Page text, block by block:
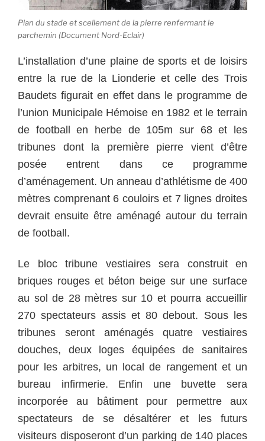
Plan du stade et scellement de la pierre renfermant le
parchemin (Document Nord-Eclair)
L’installation d’une plaine de sports et de loisirs
entre la rue de la Lionderie et celle des Trois
Baudets figurait en effet dans le programme de
l’union Municipale Hémoise en 1982 et le terrain
de football en herbe de 105m sur 68 et les
tribunes dont la première pierre vient d’être
posée entrent dans ce programme
d’aménagement. Un anneau d’athlétisme de 400
mètres comprenant 6 couloirs et 7 lignes droites
devrait ensuite être aménagé autour du terrain
de football.
Le bloc tribune vestiaires sera construit en
briques rouges et béton beige sur une surface
au sol de 28 mètres sur 10 et pourra accueillir
270 spectateurs assis et 80 debout. Sous les
tribunes seront aménagés quatre vestiaires
douches, deux loges équipées de sanitaires
pour les arbitres, un local de rangement et un
bureau infirmerie. Enfin une buvette sera
incorporée au bâtiment pour permettre aux
spectateurs de se désaltérer et les futurs
visiteurs disposeront d’un parking de 140 places